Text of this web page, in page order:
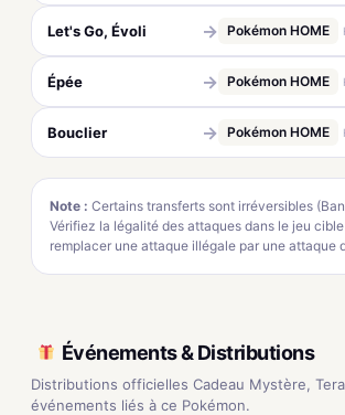
Let's Go, Évoli → Pokémon HOME
Épée → Pokémon HOME
Bouclier → Pokémon HOME
Note : Certains transferts sont irréversibles
Vérifiez la légalité des attaques dans le jeu
remplacer une attaque illégale par une attaque
Événements & Distributions
Distributions officielles Cadeau Mystère,
événements liés à ce Pokémon.